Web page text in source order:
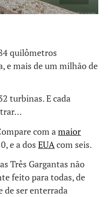
quilômetros
e mais de um milhão de
turbinas. E cada
com amaior
e a dosEUAcom seis.
Três Gargantas não
feito para todas, de
de ser enterrada